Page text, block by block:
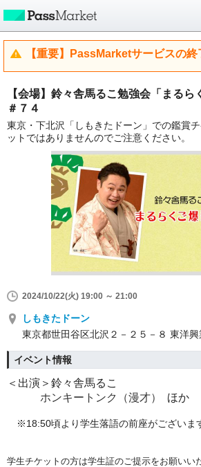
【重要】PassMarketサービスの終
【会場】鈴々舎馬るこ勉強会「まるら
＃７４
東京・下北沢「しもきたドーン」での鑑賞
ットではありませんのでご注意ください。
2024/10/22(火) 19:00 ～ 21:00
しもきたドーン
東京都世田谷区北沢２－２５－８ 東洋
イベント情報
＜出演＞鈴々舎馬るこ
ホンキートンク（漫才） ほか
※18:50頃より学生落語の前座がござい
学生チケットの方は学生証のご提示をお願いい